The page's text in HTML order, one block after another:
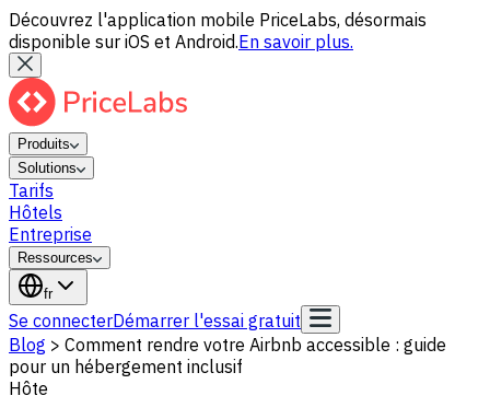
Découvrez l'application mobile PriceLabs, désormais
disponible sur iOS et Android.En savoir plus.
Produits
Solutions
Tarifs
Hôtels
Entreprise
Ressources
fr
Se connecterDémarrer l'essai gratuit
Blog > Comment rendre votre Airbnb accessible : guide
pour un hébergement inclusif
Hôte